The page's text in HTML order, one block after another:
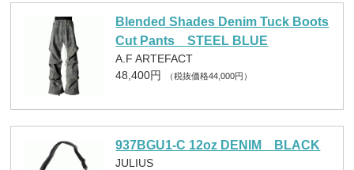
Blended Shades Denim Tuck Boots
Cut Pants STEEL BLUE
A.F ARTEFACT
48,400円
（税抜価格44,000円）
937BGU1-C 12oz DENIM BLACK
JULIUS